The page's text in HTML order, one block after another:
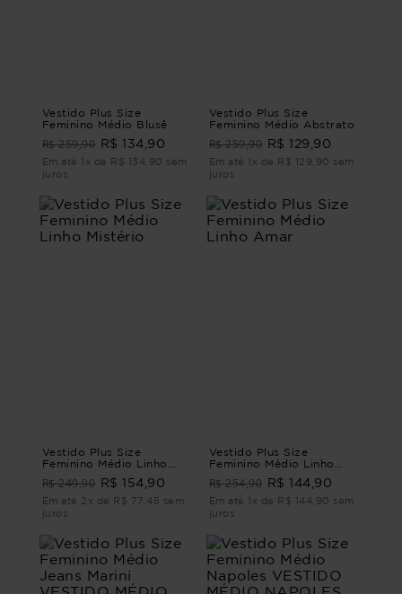
Vestido Plus Size
Feminino Médio Blusê
R$ 259,90 R$ 134,90
Em até 1x de R$ 134,90 sem
juros
Vestido Plus Size
Feminino Médio Abstrato
R$ 259,90 R$ 129,90
Em até 1x de R$ 129,90 sem
juros
Vestido Plus Size
Feminino Médio Linho
R$ 249,90 R$ 154,90
Em até 2x de R$ 77,45 sem
juros
Vestido Plus Size
Feminino Médio Linho
R$ 254,90 R$ 144,90
Em até 1x de R$ 144,90 sem
juros